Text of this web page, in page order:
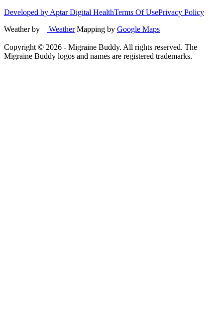
Developed by Aptar Digital HealthTerms Of UsePrivacy Policy
Weather by
WeatherMapping by Google Maps
Copyright © 2026 - Migraine Buddy. All rights reserved. The
Migraine Buddy logos and names are registered trademarks.